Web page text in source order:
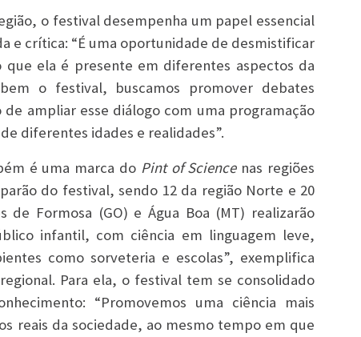
o festival desempenha um papel essencial
e crítica: “É uma oportunidade de desmistificar
que ela é presente em diferentes aspectos da
o festival, buscamos promover debates
ampliar esse diálogo com uma programação
diferentes idades e realidades”.
é uma marca do Pint of Sciencenas regiões
do festival, sendo 12 da região Norte e 20
de Formosa (GO) e Água Boa (MT) realizarão
infantil, com ciência em linguagem leve,
como sorveteria e escolas”, exemplifica
Para ela, o festival tem se consolidado
“Promovemos uma ciência mais
reais da sociedade, ao mesmo tempo em que